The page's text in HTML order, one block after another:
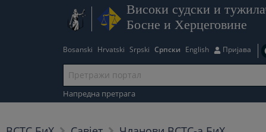
Високи судски и
Босне и Херцеговине
Bosanski Hrvatski Srpski Српски English Пријава
Напредна претрага